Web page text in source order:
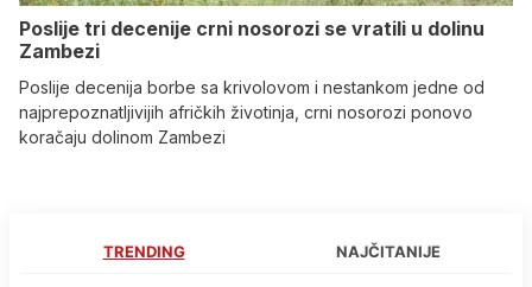
Poslije tri decenije crni nosorozi se vratili u dolinu
Zambezi
Poslije decenija borbe sa krivolovom i nestankom jedne od
najprepoznatljivijih afričkih životinja, crni nosorozi ponovo
koračaju dolinom Zambezi
TRENDING NAJČITANIJE